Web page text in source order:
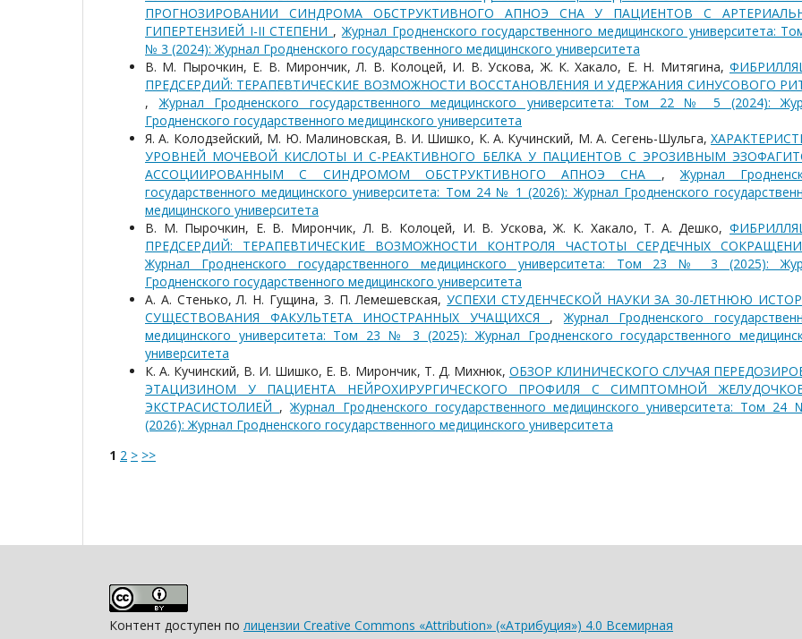
ПРОГНОЗИРОВАНИИ СИНДРОМА ОБСТРУКТИВНОГО АПНОЭ СНА У ПАЦИЕНТОВ С
ГИПЕРТЕНЗИЕЙ I-II СТЕПЕНИ , Журнал Гродненского государственного медицинского университета:
№ 3 (2024): Журнал Гродненского государственного медицинского университета
В. М. Пырочкин, Е. В. Мирончик, Л. В. Колоцей, И. В. Ускова, Ж. К. Хакало, Е. Н. Митягина,
ПРЕДСЕРДИЙ: ТЕРАПЕВТИЧЕСКИЕ ВОЗМОЖНОСТИ ВОССТАНОВЛЕНИЯ И УДЕРЖАНИЯ СИНУСОВОГО
, Журнал Гродненского государственного медицинского университета: Том 22 № 5 (2024):
Гродненского государственного медицинского университета
Я. А. Колодзейский, М. Ю. Малиновская, В. И. Шишко, К. А. Кучинский, М. А. Сегень-Шульга,
УРОВНЕЙ МОЧЕВОЙ КИСЛОТЫ И С-РЕАКТИВНОГО БЕЛКА У ПАЦИЕНТОВ С ЭРОЗИВНЫМ
АССОЦИИРОВАННЫМ С СИНДРОМОМ ОБСТРУКТИВНОГО АПНОЭ СНА , Журнал
государственного медицинского университета: Том 24 № 1 (2026): Журнал Гродненского
медицинского университета
В. М. Пырочкин, Е. В. Мирончик, Л. В. Колоцей, И. В. Ускова, Ж. К. Хакало, Т. А. Дешко,
ПРЕДСЕРДИЙ: ТЕРАПЕВТИЧЕСКИЕ ВОЗМОЖНОСТИ КОНТРОЛЯ ЧАСТОТЫ СЕРДЕЧНЫХ
Журнал Гродненского государственного медицинского университета: Том 23 № 3 (2025):
Гродненского государственного медицинского университета
А. А. Стенько, Л. Н. Гущина, З. П. Лемешевская,УСПЕХИ СТУДЕНЧЕСКОЙ НАУКИ ЗА 30-ЛЕТНЮЮ
СУЩЕСТВОВАНИЯ ФАКУЛЬТЕТА ИНОСТРАННЫХ УЧАЩИХСЯ , Журнал Гродненского
медицинского университета: Том 23 № 3 (2025): Журнал Гродненского государственного
университета
К. А. Кучинский, В. И. Шишко, Е. В. Мирончик, Т. Д. Михнюк, ОБЗОР КЛИНИЧЕСКОГО СЛУЧАЯ
ЭТАЦИЗИНОМ У ПАЦИЕНТА НЕЙРОХИРУРГИЧЕСКОГО ПРОФИЛЯ С СИМПТОМНОЙ
ЭКСТРАСИСТОЛИЕЙ ,Журнал Гродненского государственного медицинского университета: Том
(2026): Журнал Гродненского государственного медицинского университета
1 2 > >>
Контент доступен по лицензии Creative Commons «Attribution» («Атрибуция») 4.0 Всемирная